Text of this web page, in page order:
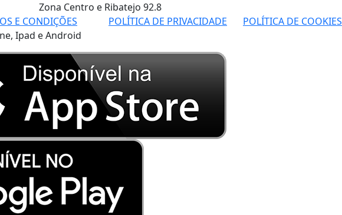
Zona Centro e Ribatejo 92.8
E CONDIÇÕES POLÍTICA DE PRIVACIDADE POLÍTICA DE COOKIES
Ipad e Android